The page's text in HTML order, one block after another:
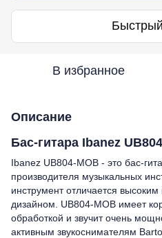
В избранное
Описание
Бас-гитара Ibanez
Ibanez UB804-MOB - это бас-
производителя музыкальных
инструмент отличается
дизайном. UB804-MOB имеет
обработкой и звучит очень
активным звукоснимателям